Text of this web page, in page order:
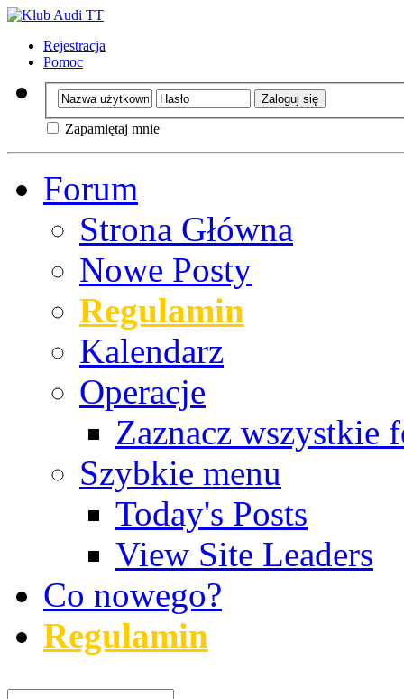
Rejestracja
Pomoc
Zapamiętaj mnie
Forum
Strona Główna
Nowe Posty
Regulamin
Kalendarz
Operacje
Zaznacz wszystkie
Szybkie menu
Today's Posts
View Site Leaders
Co nowego?
Regulamin